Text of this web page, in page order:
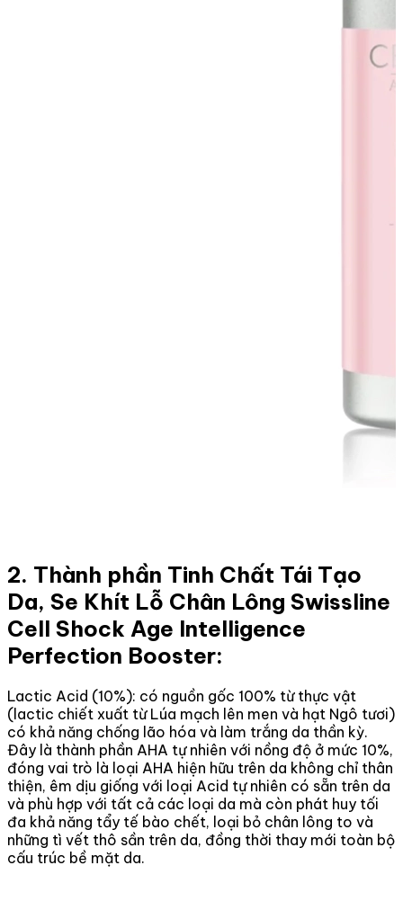
2. Thành phần Tinh Chất Tái Tạo
Da, Se Khít Lỗ Chân Lông Swissline
Cell Shock Age Intelligence
Perfection Booster:
Lactic Acid (10%): có nguồn gốc 100% từ thực vật
(lactic chiết xuất từ Lúa mạch lên men và hạt Ngô tươi)
có khả năng chống lão hóa và làm trắng da thần kỳ.
Đây là thành phần AHA tự nhiên với nồng độ ở mức 10%,
đóng vai trò là loại AHA hiện hữu trên da không chỉ thân
thiện, êm dịu giống với loại Acid tự nhiên có sẵn trên da
và phù hợp với tất cả các loại da mà còn phát huy tối
đa khả năng tẩy tế bào chết, loại bỏ chân lông to và
những tì vết thô sần trên da, đồng thời thay mới toàn bộ
cấu trúc bề mặt da.